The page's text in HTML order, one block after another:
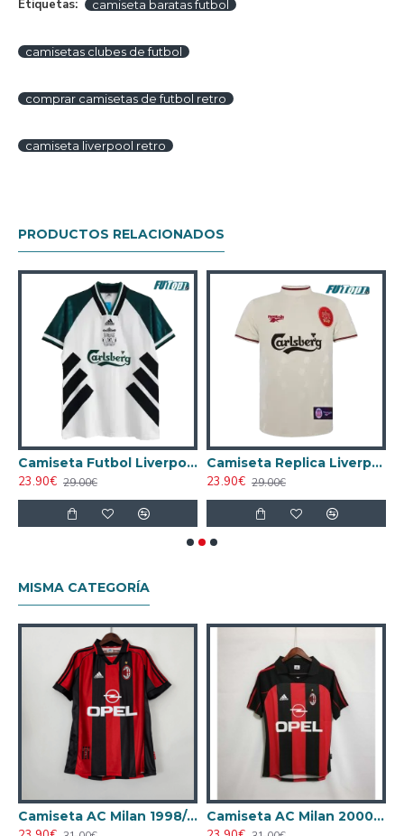
Etiquetas: camiseta baratas futbol
camisetas clubes de futbol
comprar camisetas de futbol retro
camiseta liverpool retro
PRODUCTOS RELACIONADOS
Camiseta Futbol Liverpool Away 1993/95 Vintage
23.90€ 29.00€
Camiseta Replica Liverpool Away Segunda Equipación 1996/97 Antigua
23.90€ 29.00€
MISMA CATEGORÍA
Camiseta AC Milan 1998/1999 Local Retro
Camiseta AC Milan 2000/2001 Local Retro